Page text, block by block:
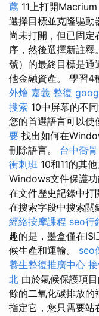
薦 11上打開
選擇目標並克隆驅動
尚未打開，但已固定
序，然後選擇新註
號）的最終目標是通
他金融資產。 學習
外燴 嘉義 整復
搜索 10中屏幕的不
您的首選語言可以使
要 找出如何在
刪除語言。 台中喬骨
衝刺班 10和11的其
Windows文件保護功
在文件歷史記錄中打
在搜索字段中搜索關
經絡按摩課程 seo行
趣的是，墨盒僅在
候生產和運輸。 seo
養生整復推廣中心
北 由於氣候保護項
餘的二氧化碳排放的
指定它，您只需要站